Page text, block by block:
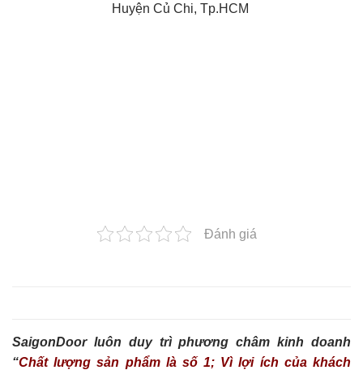
Huyện Củ Chi, Tp.HCM
Đánh giá
SaigonDoor luôn duy trì phương châm kinh doanh
“Chất lượng sản phẩm là số 1; Vì lợi ích của khách